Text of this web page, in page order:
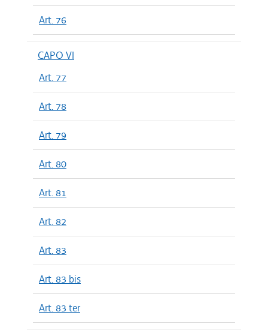
Art. 76
CAPO VI
Art. 77
Art. 78
Art. 79
Art. 80
Art. 81
Art. 82
Art. 83
Art. 83 bis
Art. 83 ter